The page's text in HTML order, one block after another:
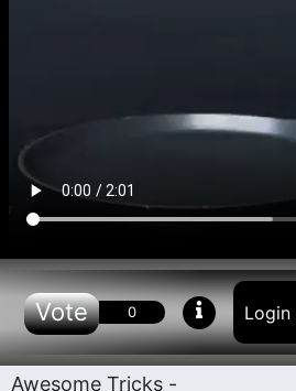
Vote 0 Login
Awesome Tricks -